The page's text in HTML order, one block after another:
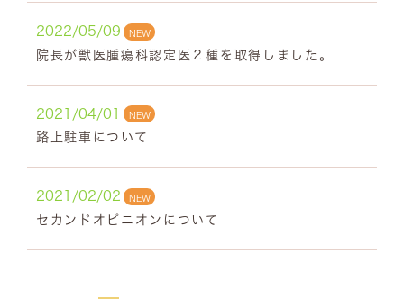
2022/05/09 NEW
院長が獣医腫瘍科認定医２種を取得しました。
2021/04/01 NEW
路上駐車について
2021/02/02 NEW
セカンドオピニオンについて